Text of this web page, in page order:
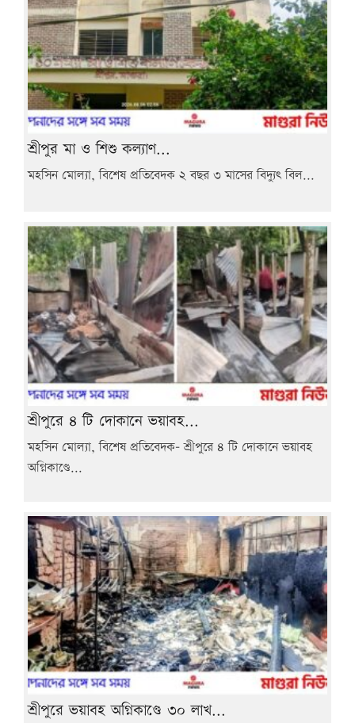
শ্রীপুর মা ও শিশু কল্যাণ...
মহসিন মোল্যা, বিশেষ প্রতিবেদক ২ বছর ৩ মাসের বিদ্যুৎ বিল...
শ্রীপুরে ৪ টি দোকানে ভয়াবহ...
মহসিন মোল্যা, বিশেষ প্রতিবেদক- শ্রীপুরে ৪ টি দোকানে ভয়াবহ
অগ্নিকাণ্ডে...
শ্রীপুরে ভয়াবহ অগ্নিকাণ্ডে ৩০ লাখ...